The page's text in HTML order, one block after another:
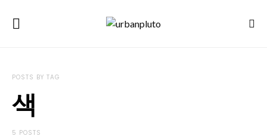
POSTS BY TAG
색
5 POSTS